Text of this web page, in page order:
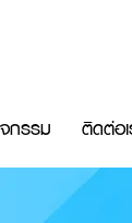
กรรม ติดต่อ